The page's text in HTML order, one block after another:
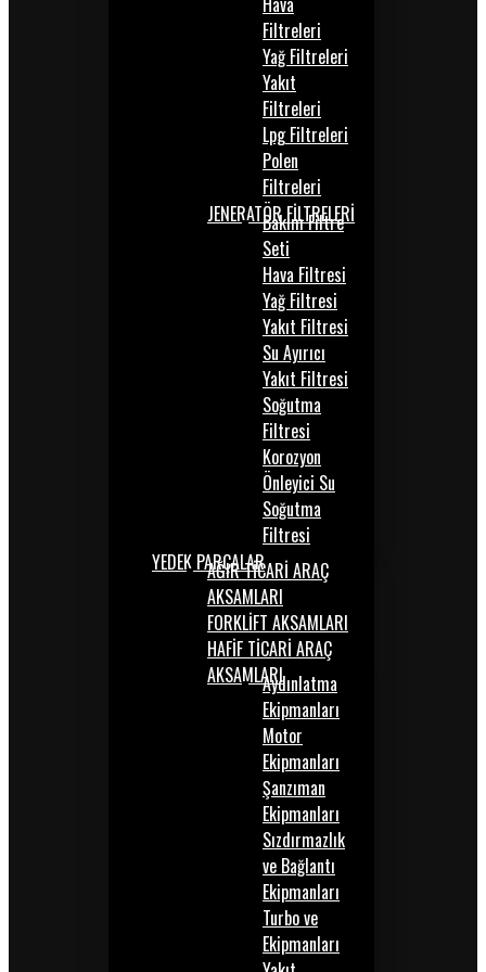
Filtreleri
Yağ Filtreleri
Yakıt
Filtreleri
Lpg Filtreleri
Polen
Filtreleri
JENERATÖR FİLTRELERİ
Bakım Filtre
Seti
Hava Filtresi
Yağ Filtresi
Yakıt Filtresi
Su Ayırıcı
Yakıt Filtresi
Soğutma
Filtresi
Korozyon
Önleyici Su
Soğutma
Filtresi
YEDEK PARÇALARAĞIR TİCARİ ARAÇ
AKSAMLARI
FORKLİFT AKSAMLARI
HAFİF TİCARİ ARAÇ
AKSAMLARIAydınlatma
Ekipmanları
Motor
Ekipmanları
Şanzıman
Ekipmanları
Sızdırmazlık
ve Bağlantı
Ekipmanları
Turbo ve
Ekipmanları